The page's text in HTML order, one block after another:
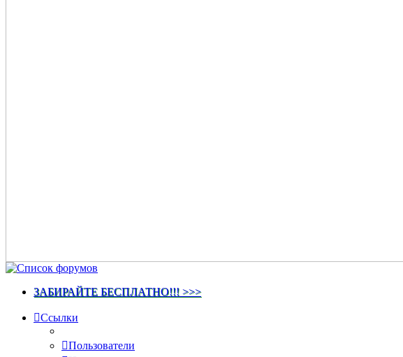
ЗАБИРАЙТЕ БЕСПЛАТНО!!! >>>
Ссылки
Пользователи